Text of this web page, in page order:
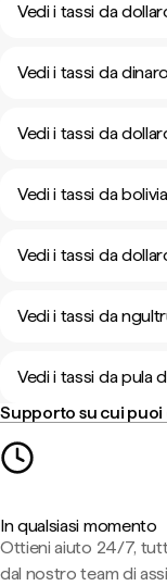
Vedi i tassi da
Vedi i tassi da
Vedi i tassi da
Vedi i tassi da
Vedi i tassi da
Vedi i tassi da
Vedi i tassi da pula
Supporto su cui
In qualsiasi momento
Ottieni aiuto 24/7,
dal nostro team di